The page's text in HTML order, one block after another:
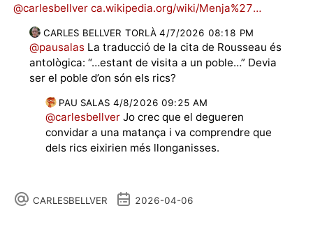
@carlesbellver ca.wikipedia.org/wiki/Menja%27
CARLES BELLVER TORLÀ 4/7/2026 08:18 PM
@pausalasLa traducció de la cita de Rousseau és
antològica: “…estant de visita a un poble…” Devia
ser el poble d’on són els rics?
PAU SALAS 4/8/2026 09:25 AM
@carlesbellverJo crec que el degueren
convidar a una matança i va comprendre que
dels rics eixirien més llonganisses.
CARLESBELLVER 2026-04-06